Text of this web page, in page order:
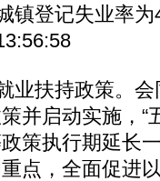
镇登记失业率
扶持政策。会
并启动实施，“
策执行期延长
点，全面促进